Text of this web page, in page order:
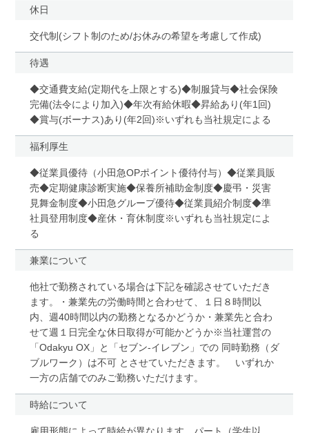
休日
交代制(シフト制のため/お休みの希望を考慮して作成)
待遇
◆交通費支給(定期代を上限とする)◆制服貸与◆社会保険
完備(法令により加入)◆年次有給休暇◆昇給あり(年1回)
◆賞与(ボーナス)あり(年2回)※いずれも当社規定による
福利厚生
◆従業員優待（小田急OPポイント優待付与）◆従業員販
売◆定期健康診断実施◆保養所補助金制度◆慶弔・災害
見舞金制度◆小田急グループ優待◆従業員紹介制度◆準
社員登用制度◆産休・育休制度※いずれも当社規定によ
る
兼業について
他社で勤務されている場合は下記を確認させていただき
ます。・兼業先の労働時間と合わせて、１日８時間以
内、週40時間以内の勤務となるかどうか・兼業先と合わ
せて週１日完全な休日取得が可能かどうか※当社運営の
「Odakyu OX」と「セブン-イレブン」での 同時勤務（ダ
ブルワーク）は不可 とさせていただきます。 いずれか
一方の店舗でのみご勤務いただけます。
時給について
雇用形態によって時給が異なります。パート（学生以